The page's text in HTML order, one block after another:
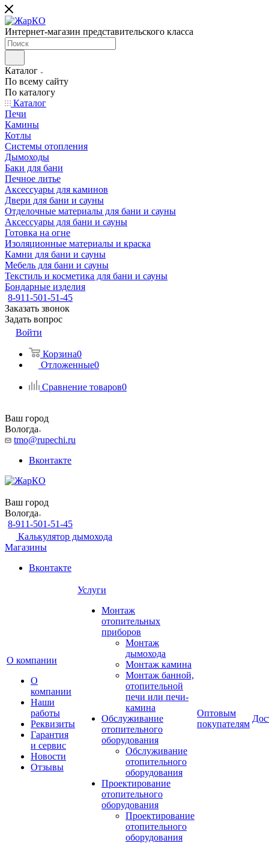
Интернет-магазин представительского класса
Каталог
По всему сайту
По каталогу
Каталог
Печи
Камины
Котлы
Системы отопления
Дымоходы
Баки для бани
Печное литье
Аксессуары для каминов
Двери для бани и сауны
Отделочные материалы для бани и сауны
Аксессуары для бани и сауны
Готовка на огне
Изоляционные материалы и краска
Камни для бани и сауны
Мебель для бани и сауны
Текстиль и косметика для бани и сауны
Бондарные изделия
8-911-501-51-45
Заказать звонок
Задать вопрос
Войти
Корзина0
Отложенные0
Сравнение товаров0
Ваш город
Вологда
tmo@rupechi.ru
Вконтакте
Ваш город
Вологда
8-911-501-51-45
Калькулятор дымохода
Магазины
Вконтакте
О компании
О
компании
Наши
работы
Реквизиты
Гарантия
и сервис
Новости
Отзывы
Услуги
Монтаж
отопительных
приборов
Монтаж
дымохода
Монтаж камина
Монтаж банной,
отопительной
печи или печи-
камина
Обслуживание
отопительного
оборудования
Обслуживание
отопительного
оборудования
Проектирование
отопительного
оборудования
Проектирование
отопительного
оборудования
Оптовым
покупателям